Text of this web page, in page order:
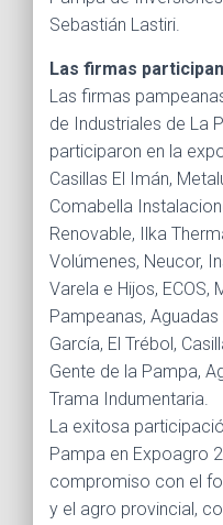
Sebastián Lastiri.
Las firmas
Las firmas
de Industriales de La
participaron en la
Casillas El Imán,
Comabella
Renovable, Ilka
Volúmenes, Neucor,
Varela e Hijos, ECOS,
Pampeanas,
García, El Trébol,
Gente de la Pampa,
Trama Indumentaria.
La exitosa
Pampa en Expoagro
compromiso con el
y el agro provincial,